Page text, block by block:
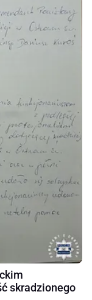
skradzionego